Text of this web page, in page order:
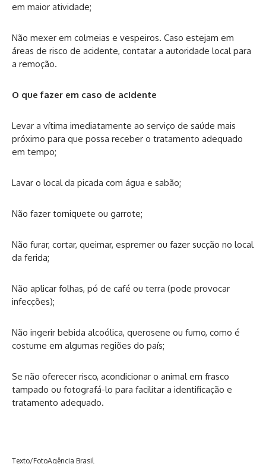
em maior atividade;
Não mexer em colmeias e vespeiros. Caso estejam em
áreas de risco de acidente, contatar a autoridade local para
a remoção.
O que fazer em caso de acidente
Levar a vítima imediatamente ao serviço de saúde mais
próximo para que possa receber o tratamento adequado
em tempo;
Lavar o local da picada com água e sabão;
Não fazer torniquete ou garrote;
Não furar, cortar, queimar, espremer ou fazer sucção no local
da ferida;
Não aplicar folhas, pó de café ou terra (pode provocar
infecções);
Não ingerir bebida alcoólica, querosene ou fumo, como é
costume em algumas regiões do país;
Se não oferecer risco, acondicionar o animal em frasco
tampado ou fotografá-lo para facilitar a identificação e
tratamento adequado.
Texto/FotoAgência Brasil